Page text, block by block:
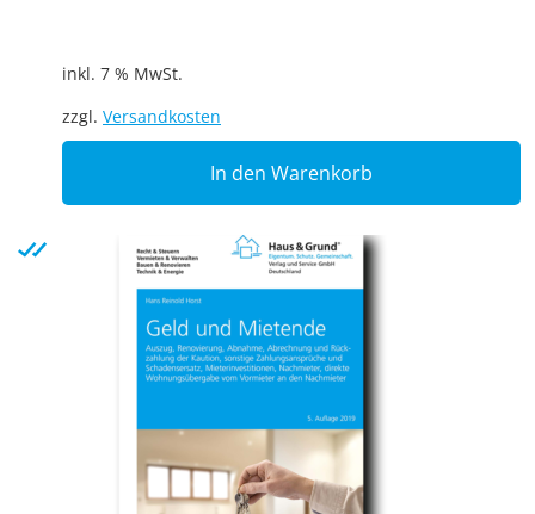
inkl. 7 % MwSt.
zzgl. Versandkosten
In den Warenkorb